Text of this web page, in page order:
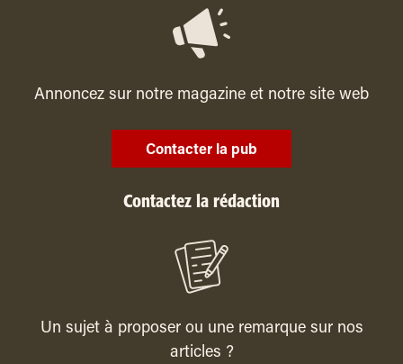
Annoncez sur notre magazine et notre site web
Contacter la pub
Contactez la rédaction
Un sujet à proposer ou une remarque sur nos
articles ?